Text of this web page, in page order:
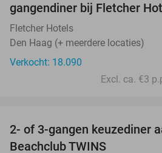
gangendiner bij Fletcher
Fletcher Hotels
Den Haag (+ meerdere locaties)
Verkocht: 18.090
Excl. ca. €3
2- of 3-gangen keuzediner
Beachclub TWINS